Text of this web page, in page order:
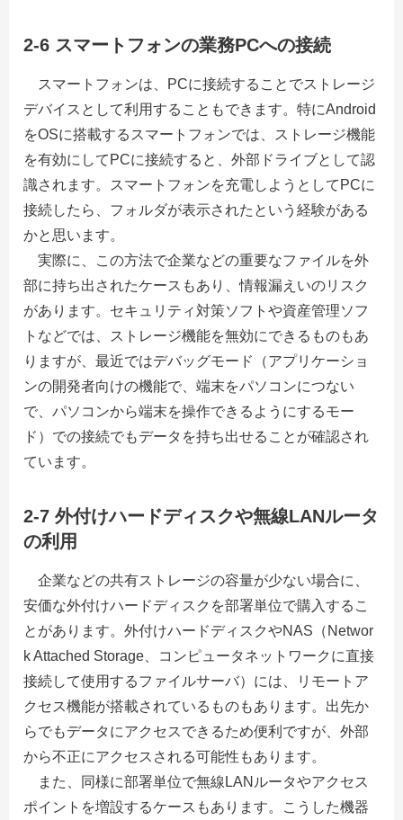
2-6 スマートフォンの業務PCへの接続
スマートフォンは、PCに接続することでストレージ
デバイスとして利用することもできます。特にAndroid
をOSに搭載するスマートフォンでは、ストレージ機能
を有効にしてPCに接続すると、外部ドライブとして認
識されます。スマートフォンを充電しようとしてPCに
接続したら、フォルダが表示されたという経験がある
かと思います。
実際に、この方法で企業などの重要なファイルを外
部に持ち出されたケースもあり、情報漏えいのリスク
があります。セキュリティ対策ソフトや資産管理ソフ
トなどでは、ストレージ機能を無効にできるものもあ
りますが、最近ではデバッグモード（アプリケーショ
ンの開発者向けの機能で、端末をパソコンにつない
で、パソコンから端末を操作できるようにするモー
ド）での接続でもデータを持ち出せることが確認され
ています。
2-7 外付けハードディスクや無線LANルータ
の利用
企業などの共有ストレージの容量が少ない場合に、
安価な外付けハードディスクを部署単位で購入するこ
とがあります。外付けハードディスクやNAS（Networ
k Attached Storage、コンピュータネットワークに直接
接続して使用するファイルサーバ）には、リモートア
クセス機能が搭載されているものもあります。出先か
らでもデータにアクセスできるため便利ですが、外部
から不正にアクセスされる可能性もあります。
また、同様に部署単位で無線LANルータやアクセス
ポイントを増設するケースもあります。こうした機器